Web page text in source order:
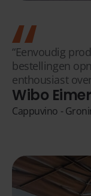
“Eenvoudig
bestellingen
enthousiast
Wibo
Cappuvino -